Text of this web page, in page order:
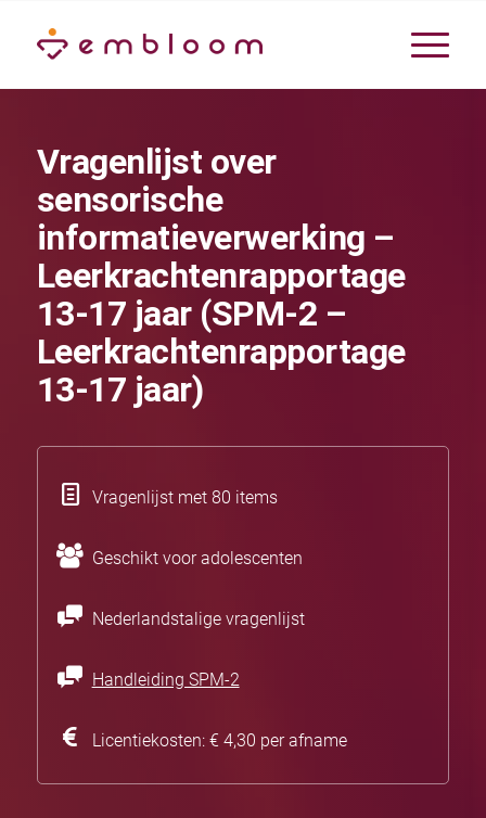
Vragenlijst over
sensorische
informatieverwerking –
Leerkrachtenrapportage
13-17 jaar (SPM-2 –
Leerkrachtenrapportage
13-17 jaar)
Vragenlijst met 80 items
Geschikt voor adolescenten
Nederlandstalige vragenlijst
Handleiding SPM-2
Licentiekosten: € 4,30 per afname